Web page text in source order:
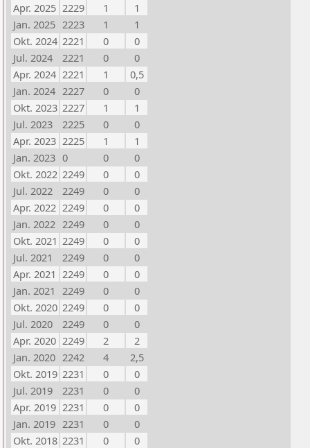
Apr. 2025 2229 1
1
Jan. 2025 2223 1
1
Okt. 2024 2221 0
0
Jul. 2024
2221 0
0
Apr. 2024 2221 1
0,5
Jan. 2024 2227 0
0
Okt. 2023 2227 1
1
Jul. 2023
2225 0
0
Apr. 2023 2225 1
1
Jan. 2023 0 0
0
Okt. 2022 2249 0
0
Jul. 2022
2249 0
0
Apr. 2022 2249 0
0
Jan. 2022 2249 0
0
Okt. 2021 2249 0
0
Jul. 2021
2249 0
0
Apr. 2021 2249 0
0
Jan. 2021 2249 0
0
Okt. 2020 2249 0
0
Jul. 2020
2249 0
0
Apr. 2020 2249 2
2
Jan. 2020 2242 4
2,5
Okt. 2019 2231 0
0
Jul. 2019
2231 0
0
Apr. 2019 2231 0
0
Jan. 2019 2231 0
0
Okt. 2018 2231 0
0